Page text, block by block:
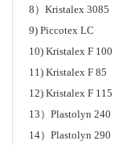
8）Kristalex 3085
9) Piccotex LC
10) Kristalex F 100
11) Kristalex F 85
12) Kristalex F 115
13）Plastolyn 240
14）Plastolyn 290